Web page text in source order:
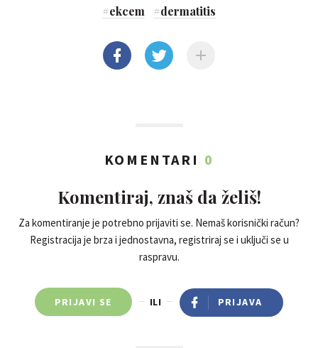
#ekcem #dermatitis
KOMENTARI 0
Komentiraj, znaš da želiš!
Za komentiranje je potrebno prijaviti se. Nemaš korisnički račun?
Registracija je brza i jednostavna, registriraj se i uključi se u
raspravu.
PRIJAVI SE ILI PRIJAVA